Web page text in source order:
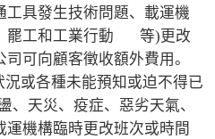
工具發生技術問題、載運機
工業行動	等)更改
可向顧客徵收額外費用。
、天災、疫症、惡劣天氣、
機構臨時更改班次或時間